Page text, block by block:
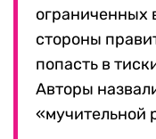
ограниченных
стороны
попасть в
Авторы
«мучительной